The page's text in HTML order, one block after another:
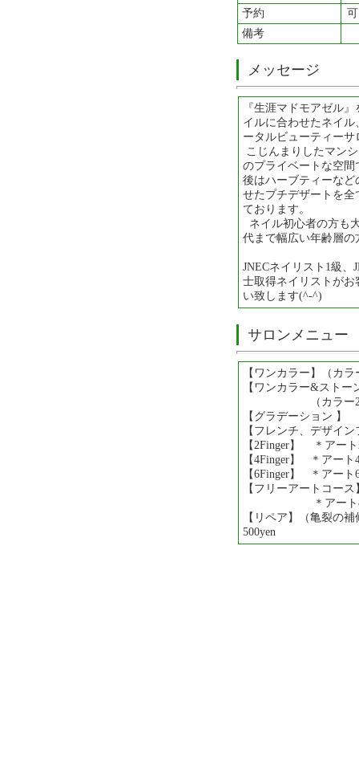
予約
可
備考
メッセージ
『生涯マドモアゼル
イルに合わせたネイ
ータルビューティーサ
こじんまりしたマン
のプライベートな空間
後はハーブティーな
せたプチデザートを
ております。
ネイル初心者の方も
代まで幅広い年齢層
JNECネイリスト1級、
士取得ネイリストが
い致します(^-^)
サロンメニュー
【ワンカラー】（
【ワンカラー&ストー
（カラー2色.ス
【グラデー
【フレンチ、デ
【2Finger】 ＊アー
【4Finger】 ＊アー
【6Finger】 ＊アー
【フリーアートコース
＊アート8〜10
【リペア】（亀裂の
500yen